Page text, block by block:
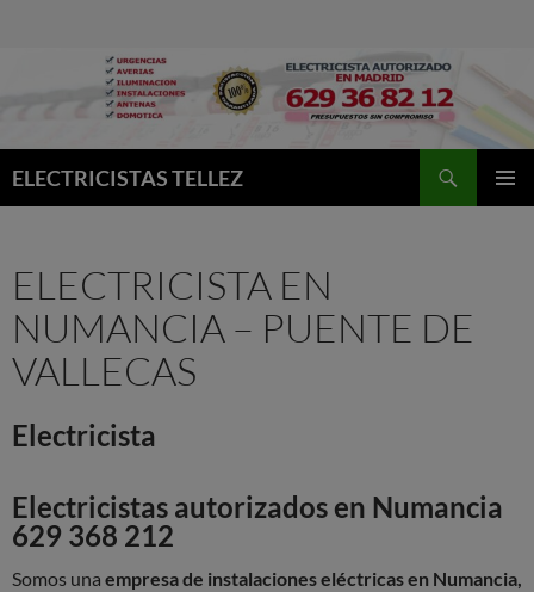
ELECTRICISTAS TELLEZ
ELECTRICISTA EN
NUMANCIA – PUENTE DE
VALLECAS
Electricista
Electricistas autorizados en Numancia
629 368 212
Somos una empresa de instalaciones eléctricas en Numancia,